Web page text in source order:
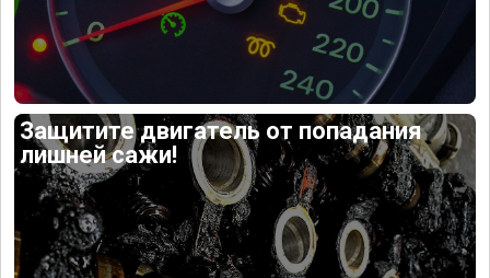
Защитите двигатель от попадания
лишней сажи!